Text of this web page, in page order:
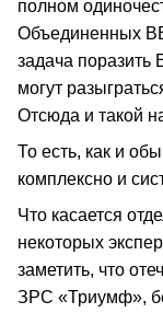
полном
Объединенных
задача поразить
могут
Отсюда и такой
То есть, как и
комплексно и
Что касается
некоторых
заметить, что
ЗРС «Триумф»,